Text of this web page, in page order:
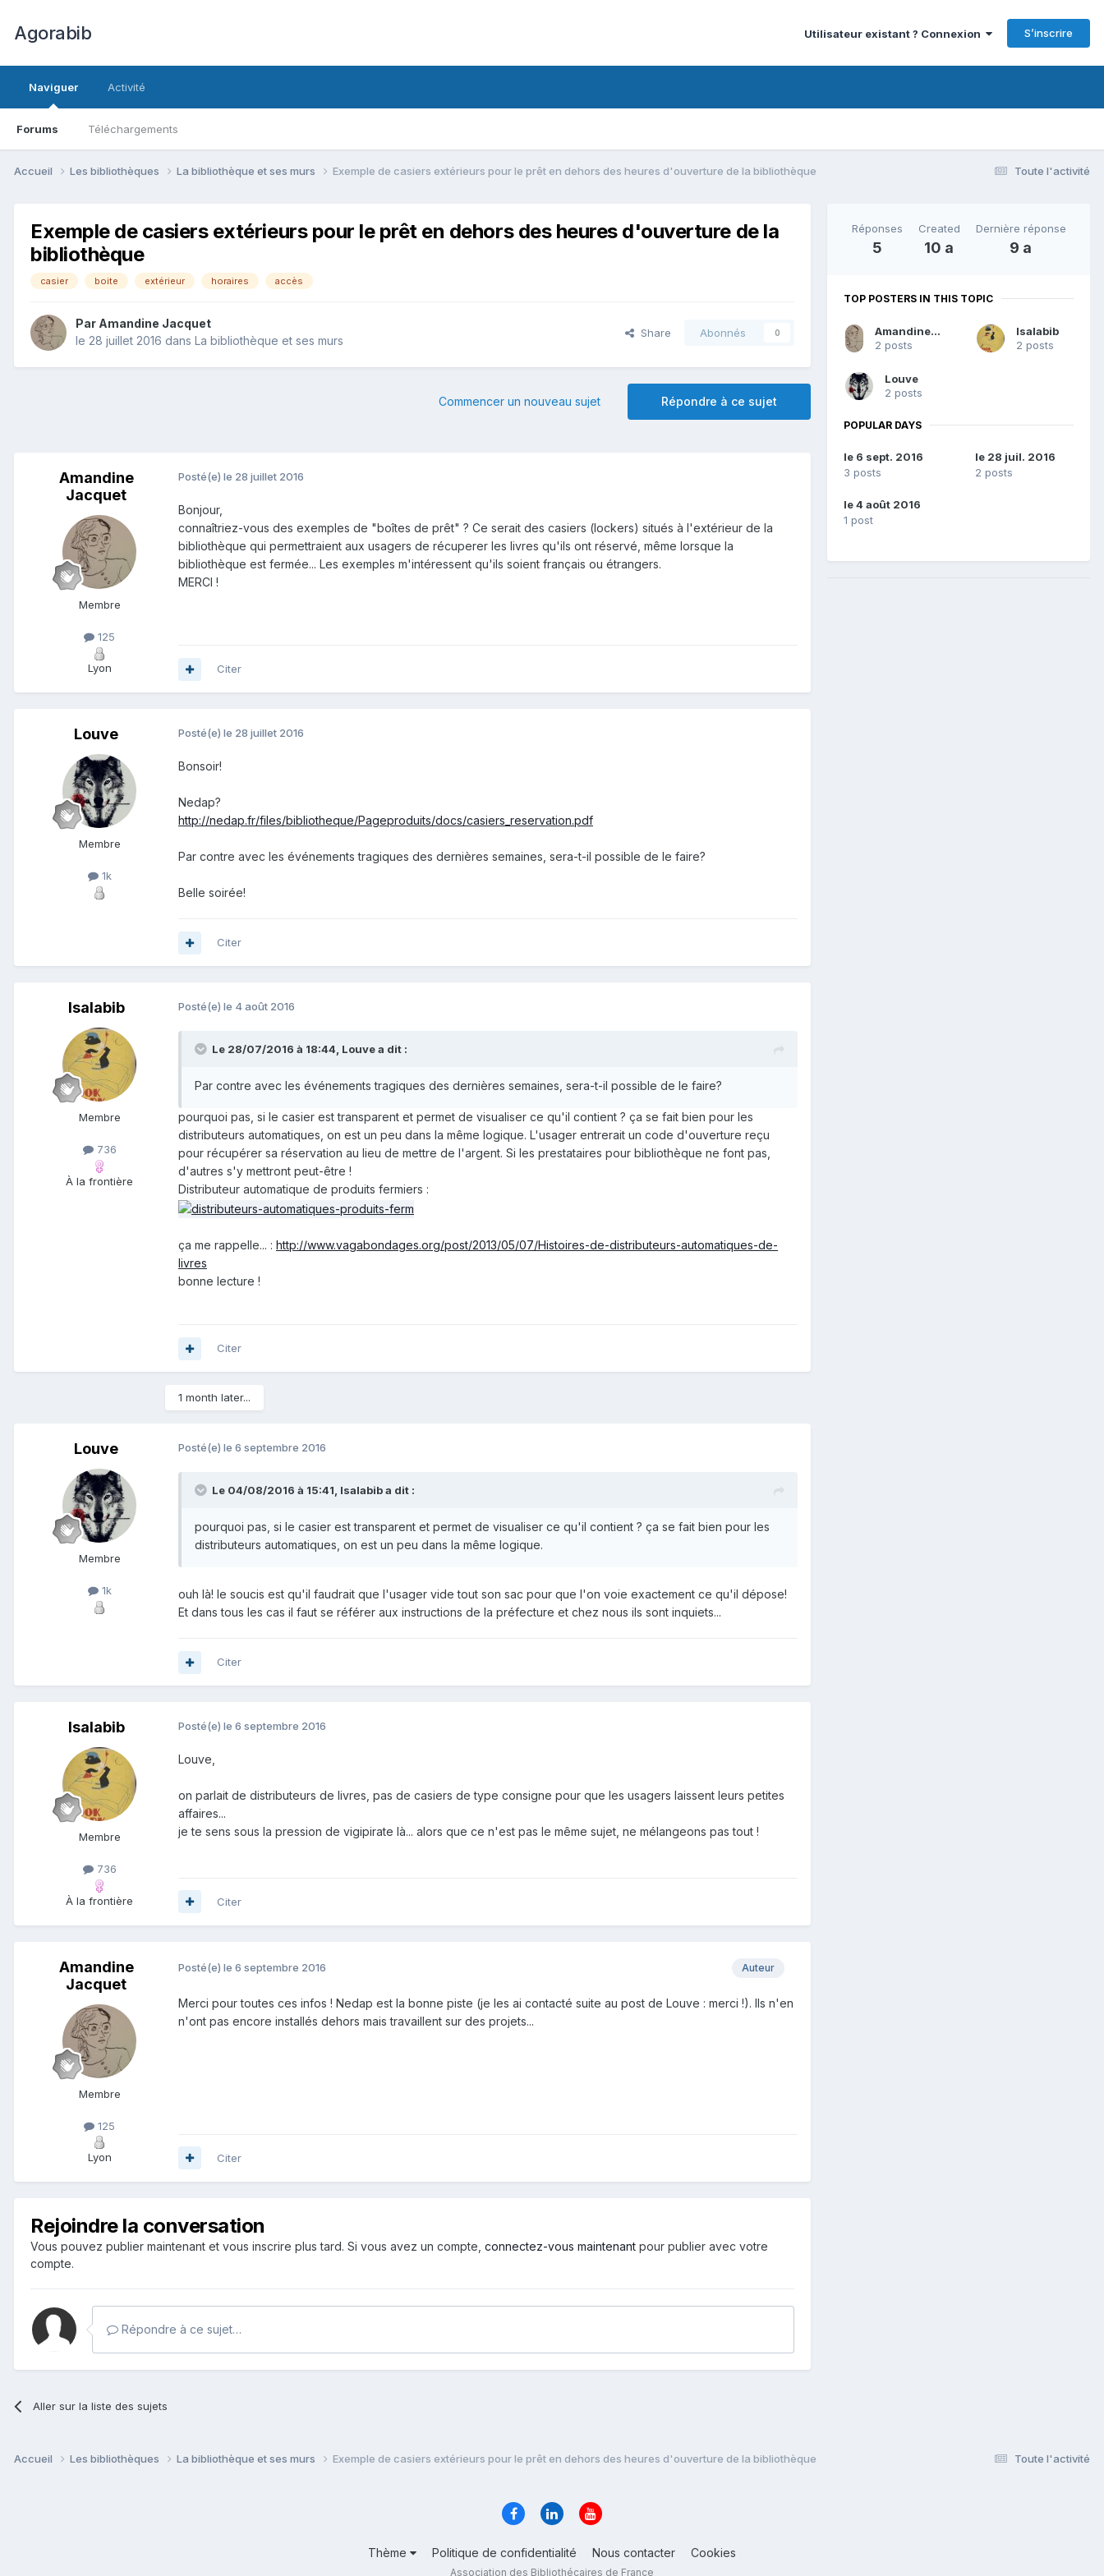
Agorabib Utilisateur existant ? Connexion S’inscrire
Naviguer
Forums Téléchargements
Activité
Toute l'activité
Accueil Les bibliothèques La bibliothèque et ses murs Exemple de casiers extérieurs pour le prêt en dehors des heures d'ouverture de la bibliothèque
Exemple de casiers extérieurs pour le prêt en dehors des heures d'ouverture de la
bibliothèque
casier boite extérieur horaires accès
Par Amandine Jacquet
le 28 juillet 2016 dans La bibliothèque et ses murs
Share Abonnés 0
Répondre à ce sujet
Commencer un nouveau sujet
Amandine
Jacquet
Membre
125
Lyon
Posté(e) le 28 juillet 2016
Bonjour,
connaîtriez-vous des exemples de "boîtes de prêt" ? Ce serait des casiers (lockers) situés à l'extérieur de la
bibliothèque qui permettraient aux usagers de récuperer les livres qu'ils ont réservé, même lorsque la
bibliothèque est fermée... Les exemples m'intéressent qu'ils soient français ou étrangers.
MERCI !
Citer
Louve
Membre
1k
Posté(e) le 28 juillet 2016
Bonsoir!
Nedap?
http://nedap.fr/files/bibliotheque/Pageproduits/docs/casiers_reservation.pdf
Par contre avec les événements tragiques des dernières semaines, sera-t-il possible de le faire?
Belle soirée!
Citer
Isalabib
Membre
736
À la frontière
Posté(e) le 4 août 2016
Le 28/07/2016 à 18:44, Louve a dit :
Par contre avec les événements tragiques des dernières semaines, sera-t-il possible de le faire?
pourquoi pas, si le casier est transparent et permet de visualiser ce qu'il contient ? ça se fait bien pour les
distributeurs automatiques, on est un peu dans la même logique. L'usager entrerait un code d'ouverture reçu
pour récupérer sa réservation au lieu de mettre de l'argent. Si les prestataires pour bibliothèque ne font pas,
d'autres s'y mettront peut-être !
Distributeur automatique de produits fermiers :
ça me rappelle... : http://www.vagabondages.org/post/2013/05/07/Histoires-de-distributeurs-automatiques-de-
livres
bonne lecture !
Citer
1 month later...
Louve
Membre
1k
Posté(e) le 6 septembre 2016
Le 04/08/2016 à 15:41, Isalabib a dit :
pourquoi pas, si le casier est transparent et permet de visualiser ce qu'il contient ? ça se fait bien pour les
distributeurs automatiques, on est un peu dans la même logique.
ouh là! le soucis est qu'il faudrait que l'usager vide tout son sac pour que l'on voie exactement ce qu'il dépose!
Et dans tous les cas il faut se référer aux instructions de la préfecture et chez nous ils sont inquiets...
Citer
Isalabib
Membre
736
À la frontière
Posté(e) le 6 septembre 2016
Louve,
on parlait de distributeurs de livres, pas de casiers de type consigne pour que les usagers laissent leurs petites
affaires...
je te sens sous la pression de vigipirate là... alors que ce n'est pas le même sujet, ne mélangeons pas tout !
Citer
Amandine
Jacquet
Membre
125
Lyon
Auteur
Posté(e) le 6 septembre 2016
Merci pour toutes ces infos ! Nedap est la bonne piste (je les ai contacté suite au post de Louve : merci !). Ils n'en
n'ont pas encore installés dehors mais travaillent sur des projets...
Citer
Rejoindre la conversation
Vous pouvez publier maintenant et vous inscrire plus tard. Si vous avez un compte, connectez-vous maintenant pour publier avec votre
compte.
Répondre à ce sujet…
Aller sur la liste des sujets
Réponses
5
Created
10 a
Dernière réponse
9 a
TOP POSTERS IN THIS TOPIC
Amandine Jacquet
2 posts
Isalabib
2 posts
Louve
2 posts
POPULAR DAYS
le 6 sept. 2016
3 posts
le 28 juil. 2016
2 posts
le 4 août 2016
1 post
Toute l'activité
Accueil Les bibliothèques La bibliothèque et ses murs Exemple de casiers extérieurs pour le prêt en dehors des heures d'ouverture de la bibliothèque
Thème Politique de confidentialité Nous contacter Cookies
Association des Bibliothécaires de France